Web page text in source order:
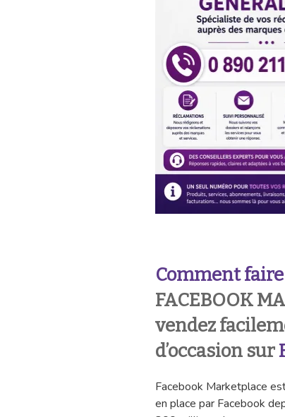
Comment
FACEBOOK
vendez
d’occasion sur
Facebook Marketplace
en place par Facebook